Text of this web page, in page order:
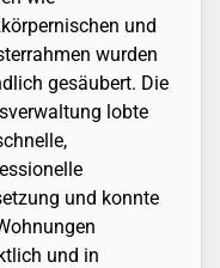
und
wurden
gesäubert. Die
lobte
und konnte
und in